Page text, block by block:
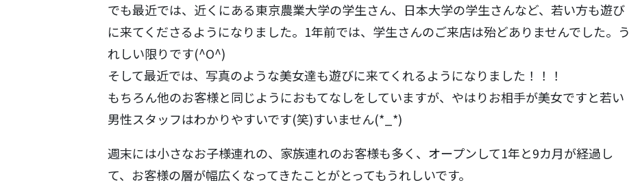
でも最近では、近くにある東京農業大学の学生さん、日本大学の学生さんなど、若い方も遊び
に来てくださるようになりました。1年前では、学生さんのご来店は殆どありませんでした。う
れしい限りです(^O^)
そして最近では、写真のような美女達も遊びに来てくれるようになりました！！！
もちろん他のお客様と同じようにおもてなしをしていますが、やはりお相手が美女ですと若い
男性スタッフはわかりやすいです(笑)すいません(*_*)
週末には小さなお子様連れの、家族連れのお客様も多く、オープンして1年と9カ月が経過し
て、お客様の層が幅広くなってきたことがとってもうれしいです。